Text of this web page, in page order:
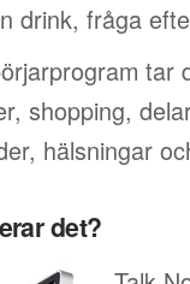
drink, fråga
tar
shopping,
hälsningar
det?